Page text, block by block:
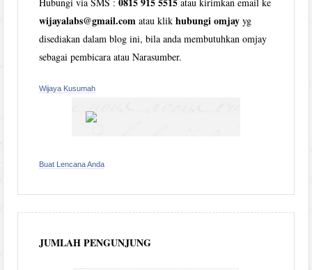
wijayalabs@gmail.com atau klikhubungi omjay yg
disediakan dalam blog ini, bila anda membutuhkan omjay
sebagai pembicara atau Narasumber.
Wijaya Kusumah
Buat Lencana Anda
JUMLAH PENGUNJUNG